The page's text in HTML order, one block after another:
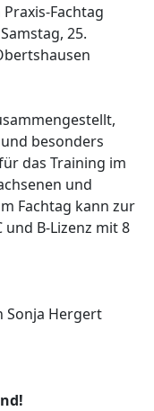
Fachtag
25.
besonders
das Training im
und
Fachtag kann zur
B-Lizenz mit 8
Sonja Hergert